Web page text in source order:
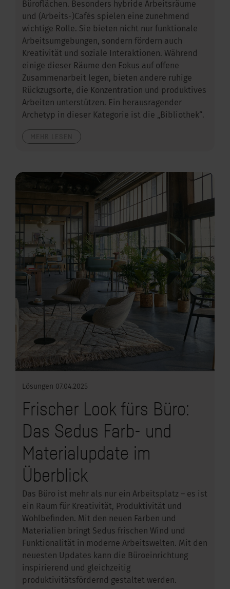
Büroflächen. Besonders hybride Arbeitsräume
und (Arbeits-)Cafés spielen eine zunehmend
wichtige Rolle. Sie bieten nicht nur funktionale
Arbeitsumgebungen, sondern fördern auch
Kreativität und soziale Interaktionen. Während
einige dieser Räume den Fokus auf offene
Zusammenarbeit legen, bieten andere ruhige
Rückzugsorte, die Konzentration und produktives
Arbeiten unterstützen. Ein herausragender
Archetyp in dieser Kategorie ist die „Bibliothek“.
Lösungen 07.04.2025
Frischer Look fürs Büro:
Das Sedus Farb- und
Materialupdate im
Überblick
Das Büro ist mehr als nur ein Arbeitsplatz – es ist
ein Raum für Kreativität, Produktivität und
Wohlbefinden. Mit den neuen Farben und
Materialien bringt Sedus frischen Wind und
Funktionalität in moderne Arbeitswelten. Mit den
neuesten Updates kann die Büroeinrichtung
inspirierend und gleichzeitig
produktivitätsfördernd gestaltet werden.